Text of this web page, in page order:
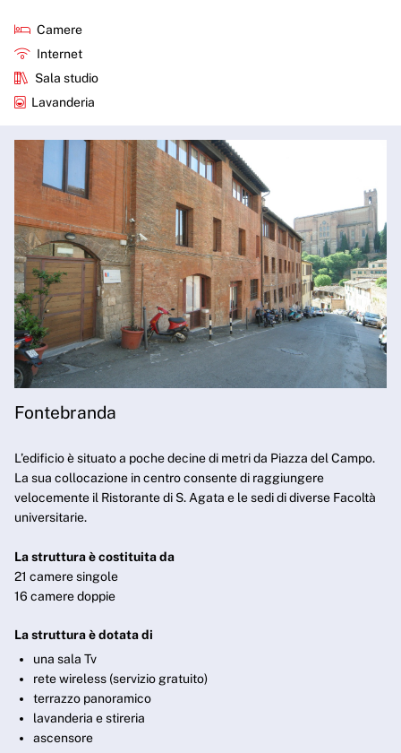
Camere
Internet
Sala studio
Lavanderia
Fontebranda
L’edificio è situato a poche decine di metri da Piazza del Campo.
La sua collocazione in centro consente di raggiungere
velocemente il Ristorante di S. Agata e le sedi di diverse Facoltà
universitarie.
La struttura è costituita da
21 camere singole
16 camere doppie
La struttura è dotata di
una sala Tv
rete wireless (servizio gratuito)
terrazzo panoramico
lavanderia e stireria
ascensore